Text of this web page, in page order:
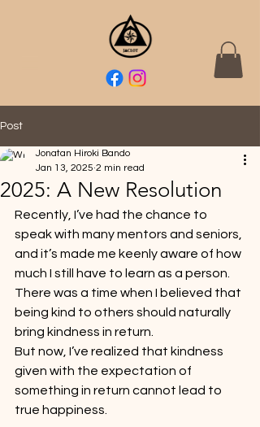
Post
2025: A New Resolution
Jonatan Hiroki Bando
Jan 13, 2025 2 min read
Recently, I’ve had the chance to
speak with many mentors and seniors,
and it’s made me keenly aware of how
much I still have to learn as a person.
There was a time when I believed that
being kind to others should naturally
bring kindness in return.
But now, I’ve realized that kindness
given with the expectation of
something in return cannot lead to
true happiness.